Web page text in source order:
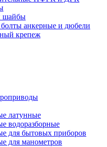
шайбы
анкерные и дюбели
крепеж
латунные
водоразборные
для бытовых приборов
для манометров